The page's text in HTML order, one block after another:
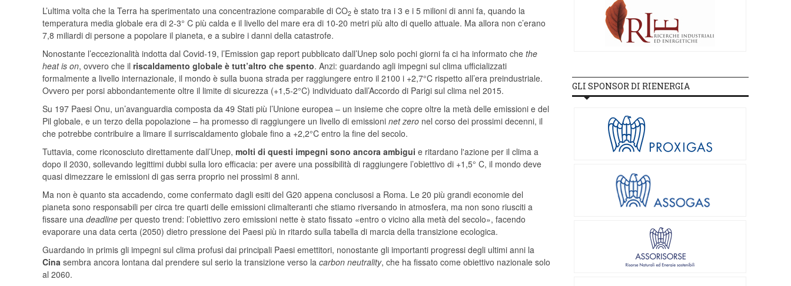
L’ultima volta che la Terra ha sperimentato una concentrazione comparabile di CO2 è stato tra i 3 e i 5 milioni di anni fa, quando la
temperatura media globale era di 2-3° C più calda e il livello del mare era di 10-20 metri più alto di quello attuale. Ma allora non c’erano
7,8 miliardi di persone a popolare il pianeta, e a subire i danni della catastrofe.
Nonostante l’eccezionalità indotta dal Covid-19, l’Emission gap report pubblicato dall’Unep solo pochi giorni fa ci ha informato che the
heat is on, ovvero che il riscaldamento globale è tutt’altro che spento. Anzi: guardando agli impegni sul clima ufficializzati
formalmente a livello internazionale, il mondo è sulla buona strada per raggiungere entro il 2100 i +2,7°C rispetto all’era preindustriale.
Ovvero per porsi abbondantemente oltre il limite di sicurezza (+1,5-2°C) individuato dall’Accordo di Parigi sul clima nel 2015.
Su 197 Paesi Onu, un’avanguardia composta da 49 Stati più l’Unione europea – un insieme che copre oltre la metà delle emissioni e del
Pil globale, e un terzo della popolazione – ha promesso di raggiungere un livello di emissioni net zero nel corso dei prossimi decenni, il
che potrebbe contribuire a limare il surriscaldamento globale fino a +2,2°C entro la fine del secolo.
Tuttavia, come riconosciuto direttamente dall’Unep, molti di questi impegni sono ancora ambigui e ritardano l'azione per il clima a
dopo il 2030, sollevando legittimi dubbi sulla loro efficacia: per avere una possibilità di raggiungere l’obiettivo di +1,5° C, il mondo deve
quasi dimezzare le emissioni di gas serra proprio nei prossimi 8 anni.
Ma non è quanto sta accadendo, come confermato dagli esiti del G20 appena conclusosi a Roma. Le 20 più grandi economie del
pianeta sono responsabili per circa tre quarti delle emissioni climalteranti che stiamo riversando in atmosfera, ma non sono riusciti a
fissare una deadline per questo trend: l’obiettivo zero emissioni nette è stato fissato «entro o vicino alla metà del secolo», facendo
evaporare una data certa (2050) dietro pressione dei Paesi più in ritardo sulla tabella di marcia della transizione ecologica.
Guardando in primis gli impegni sul clima profusi dai principali Paesi emettitori, nonostante gli importanti progressi degli ultimi anni la
Cina sembra ancora lontana dal prendere sul serio la transizione verso la carbon neutrality, che ha fissato come obiettivo nazionale solo
al 2060.
GLI SPONSOR DI RIENERGIA